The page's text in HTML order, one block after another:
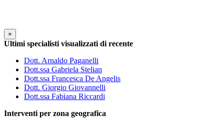
×
Ultimi specialisti visualizzati di recente
Dott. Arnaldo Paganelli
Dott.ssa Gabriela Stelian
Dott.ssa Francesca De Angelis
Dott. Giorgio Giovannelli
Dott.ssa Fabiana Riccardi
Interventi per zona geografica